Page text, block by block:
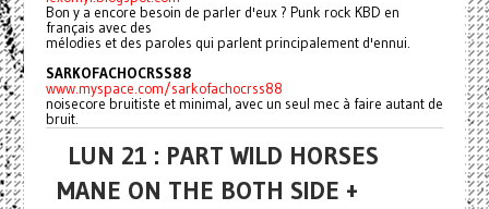
Bon y a encore besoin de parler d'eux ? Punk rock KBD en
français avec des
mélodies et des paroles qui parlent principalement d'ennui.
SARKOFACHOCRSS88
www.myspace.com/sarkofachocrss88
noisecore bruitiste et minimal, avec un seul mec à faire autant de
bruit.
LUN 21 : PART WILD HORSES
MANE ON THE BOTH SIDE +